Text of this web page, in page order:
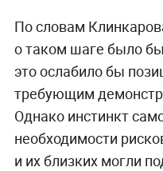
По словам
о таком шаге было
это ослабило бы
требующим
Однако инстинкт
необходимости
и их близких могли